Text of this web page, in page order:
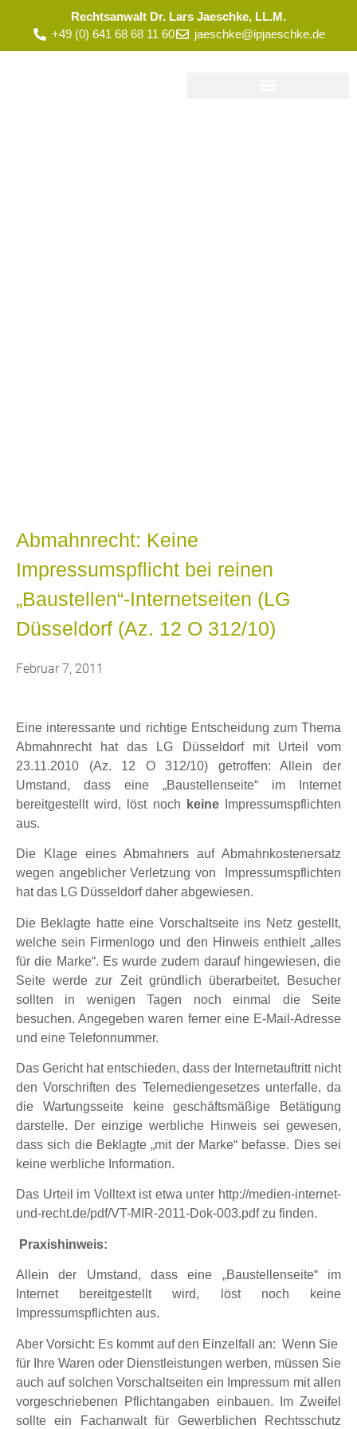
Rechtsanwalt Dr. Lars Jaeschke, LL.M.
+49 (0) 641 68 68 11 60
jaeschke@ipjaeschke.de
Abmahnrecht: Keine
Impressumspflicht bei reinen
„Baustellen“-Internetseiten (LG
Düsseldorf (Az. 12 O 312/10)
Februar 7, 2011
Eine interessante und richtige Entscheidung zum Thema
Abmahnrecht hat das LG Düsseldorf mit Urteil vom
23.11.2010 (Az. 12 O 312/10) getroffen: Allein der
Umstand, dass eine „Baustellenseite“ im Internet
bereitgestellt wird, löst noch
keineImpressumspflichten
aus.
Die Klage eines Abmahners auf Abmahnkostenersatz
wegen angeblicher Verletzung von Impressumspflichten
hat das LG Düsseldorf daher abgewiesen.
Die Beklagte hatte eine Vorschaltseite ins Netz gestellt,
welche sein Firmenlogo und den Hinweis enthielt „alles
für die Marke“. Es wurde zudem darauf hingewiesen, die
Seite werde zur Zeit gründlich überarbeitet. Besucher
sollten in wenigen Tagen noch einmal die Seite
besuchen. Angegeben waren ferner eine E-Mail-Adresse
und eine Telefonnummer.
Das Gericht hat entschieden, dass der Internetauftritt nicht
den Vorschriften des Telemediengesetzes unterfalle, da
die Wartungsseite keine geschäftsmäßige Betätigung
darstelle. Der einzige werbliche Hinweis sei gewesen,
dass sich die Beklagte „mit der Marke“ befasse. Dies sei
keine werbliche Information.
Das Urteil im Volltext ist etwa unter http://medien-internet-
und-recht.de/pdf/VT-MIR-2011-Dok-003.pdf zu finden.
Praxishinweis:
Allein der Umstand, dass eine „Baustellenseite“ im
Internet bereitgestellt wird, löst noch keine
Impressumspflichten aus.
Aber Vorsicht: Es kommt auf den Einzelfall an: Wenn Sie
für Ihre Waren oder Dienstleistungen werben, müssen Sie
auch auf solchen Vorschaltseiten ein Impressum mit allen
vorgeschriebenen Pflichtangaben einbauen. Im Zweifel
sollte ein Fachanwalt für Gewerblichen Rechtsschutz